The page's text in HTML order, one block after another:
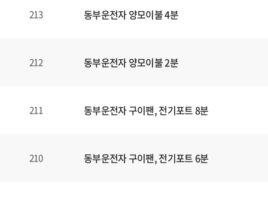
213 동부운전자 양모이불 4분
212 동부운전자 양모이불 2분
211 동부운전자 구이팬, 전기포트 8분
210 동부운전자 구이팬, 전기포트 6분